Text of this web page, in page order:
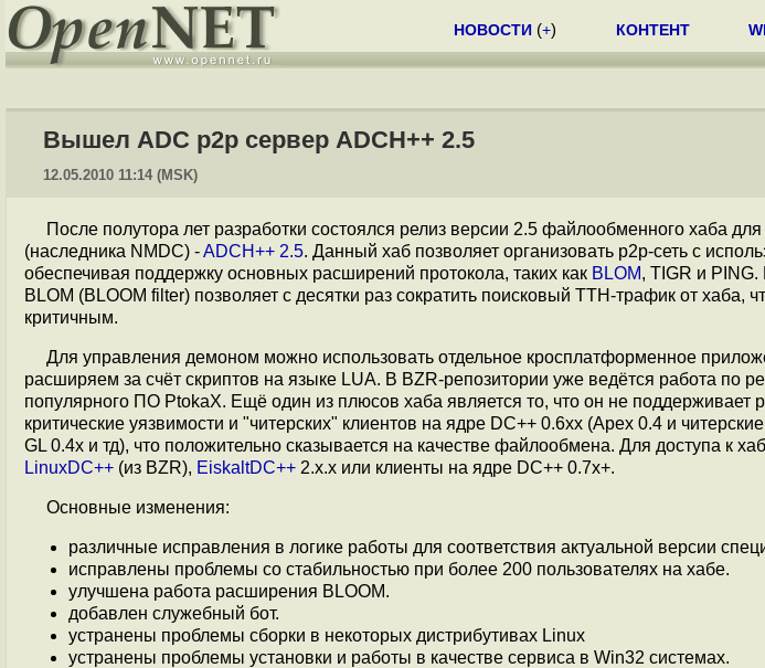
НОВОСТИ (+) КОНТЕНТ
Вышел ADC p2p сервер ADCH++ 2.5
12.05.2010 11:14 (MSK)
После полутора лет разработки состоялся релиз версии 2.5 файлообменного хаба для
(наследника NMDC) -ADCH++ 2.5. Данный хаб позволяет организовать p2p-сеть с
обеспечивая поддержку основных расширений протокола, таких как BLOM, TIGR и
BLOM (BLOOM filter) позволяет с десятки раз сократить поисковый TTH-трафик от хаба,
критичным.
Для управления демоном можно использовать отдельное кросплатформенное
расширяем за счёт скриптов на языке LUA. В BZR-репозитории уже ведётся работа по
популярного ПО PtokaX. Ещё один из плюсов хаба является то, что он не поддерживает
критические уязвимости и "читерских" клиентов на ядре DC++ 0.6xx (Apex 0.4 и
GL 0.4x и тд), что положительно сказывается на качестве файлообмена. Для доступа к
LinuxDC++ (из BZR), EiskaltDC++ 2.х.х или клиенты на ядре DC++ 0.7x+.
Основные изменения:
различные исправления в логике работы для соответствия актуальной версии
исправлены проблемы со стабильностью при более 200 пользователях на хабе.
улучшена работа расширения BLOOM.
добавлен служебный бот.
устранены проблемы сборки в некоторых дистрибутивах Linux
устранены проблемы установки и работы в качестве сервиса в Win32 системах.